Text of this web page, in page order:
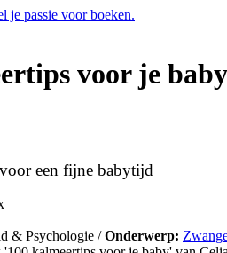
voor je baby
een fijne babytijd
& Psychologie /Onderwerp: